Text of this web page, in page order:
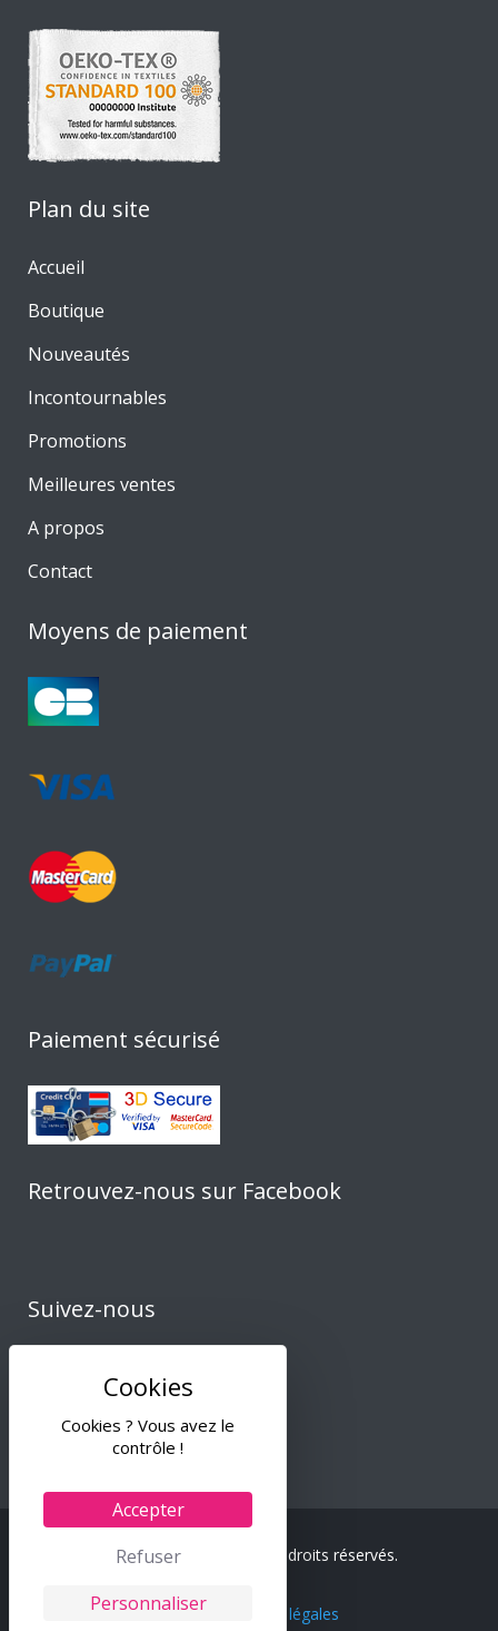
Cookies ? Vous avez le
contrôle !
Accepter
Refuser
Personnaliser
Plan du site
Accueil
Boutique
Nouveautés
Incontournables
Promotions
Meilleures ventes
A propos
Contact
Moyens de paiement
Paiement sécurisé
Retrouvez-nous sur Facebook
Suivez-nous
© 2024 Tiss & Co – Tous droits réservés.
C.G.V.– Mentions légales